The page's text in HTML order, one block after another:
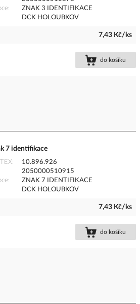
ZNAK 3 IDENTIFIKACE
DCK HOLOUBKOV
7,43 Kč/ks
do košíku
7 identifikace
10.896.926
2050000510915
ZNAK 7 IDENTIFIKACE
DCK HOLOUBKOV
7,43 Kč/ks
do košíku